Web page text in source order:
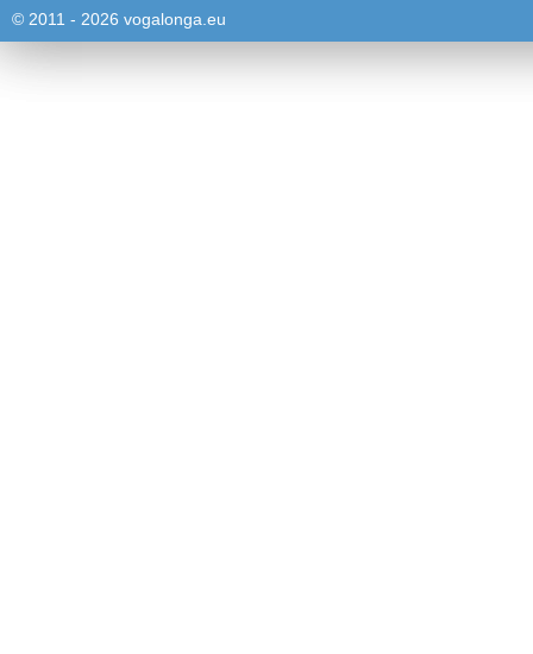
© 2011 - 2026 vogalonga.eu